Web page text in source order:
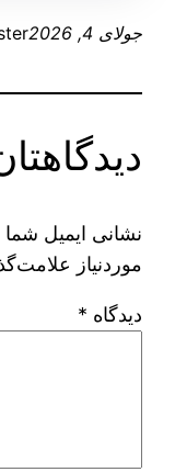
جولای 4, 2026
نشانی ایمیل
موردنیاز
دیدگاه *